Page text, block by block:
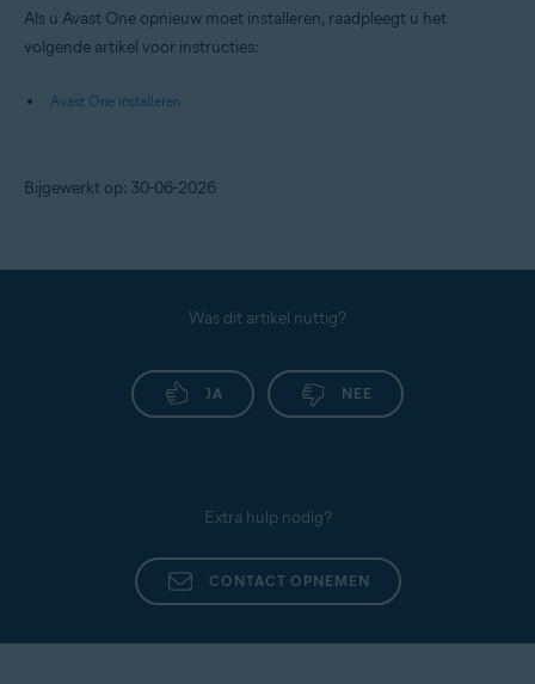
Als u Avast One opnieuw moet installeren, raadpleegt u het
volgende artikel voor instructies:
Avast One installeren
Bijgewerkt op: 30-06-2026
Was dit artikel nuttig?
JA NEE
Extra hulp nodig?
CONTACT OPNEMEN